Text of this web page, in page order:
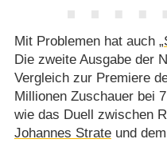
Mit Problemen hat auch
Die zweite Ausgabe der
Vergleich zur Premiere
Millionen Zuschauer bei
wie das Duell zwischen
Johannes Strateund